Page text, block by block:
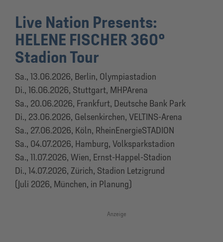
Live Nation Presents:
HELENE FISCHER 360°
Stadion Tour
Sa., 13.06.2026, Berlin, Olympiastadion
Di., 16.06.2026, Stuttgart, MHPArena
Sa., 20.06.2026, Frankfurt, Deutsche Bank Park
Di., 23.06.2026, Gelsenkirchen, VELTINS-Arena
Sa., 27.06.2026, Köln, RheinEnergieSTADION
Sa., 04.07.2026, Hamburg, Volksparkstadion
Sa., 11.07.2026, Wien, Ernst-Happel-Stadion
Di., 14.07.2026, Zürich, Stadion Letzigrund
(Juli 2026, München, in Planung)
Anzeige